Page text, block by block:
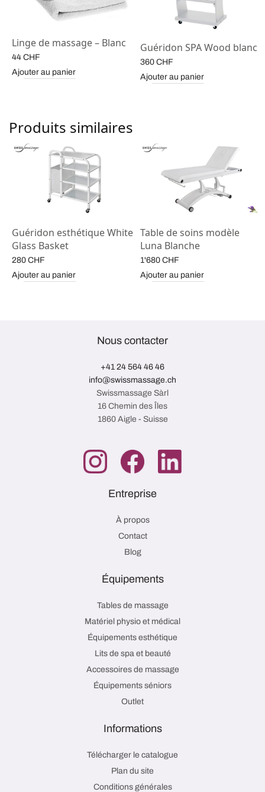
Linge de massage – Blanc
44 CHF
Ajouter au panier
Guéridon SPA Wood blanc
360 CHF
Ajouter au panier
Produits similaires
Guéridon esthétique White
Glass Basket
280 CHF
Ajouter au panier
Table de soins modèle
Luna Blanche
1'680 CHF
Ajouter au panier
Nous contacter
+41 24 564 46 46
info@swissmassage.ch
Swissmassage Sàrl
16 Chemin des Îles
1860 Aigle - Suisse
Entreprise
À propos
Contact
Blog
Équipements
Tables de massage
Matériel physio et médical
Équipements esthétique
Lits de spa et beauté
Accessoires de massage
Équipements séniors
Outlet
Informations
Télécharger le catalogue
Plan du site
Conditions générales